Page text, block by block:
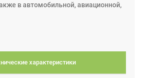
в автомобильной, авиационной,
в морской и
отрасли. Эта катушка из новой
В этих катушках барабан
характеристики